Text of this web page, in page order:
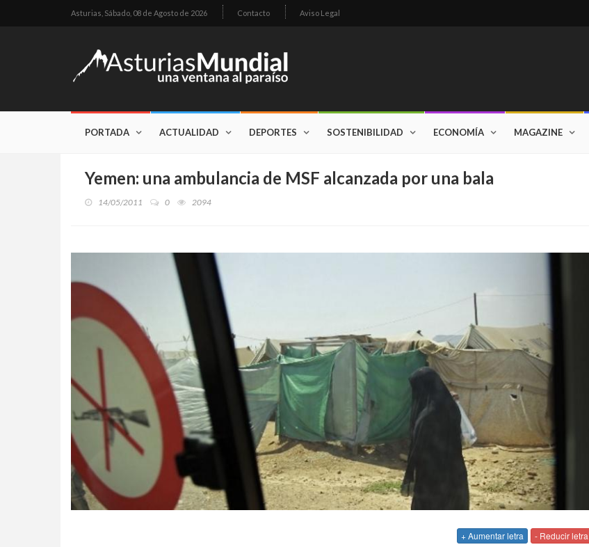
Asturias, Sábado, 08 de Agosto de 2026 Contacto Aviso Legal
PORTADA ACTUALIDAD DEPORTES SOSTENIBILIDAD ECONOMÍA MAGAZINE
Yemen: una ambulancia de MSF alcanzada por una bala
14/05/2011 0 2094
+ Aumentar letra - Reducir letra